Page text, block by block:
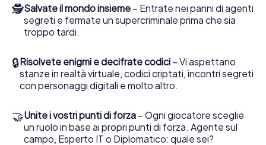
segreti e trasformi Farnworth in un'Escape Room
all'aperto!
🕵Salvate il mondo insieme – Entrate nei panni di agenti
segreti e fermate un supercriminale prima che sia
troppo tardi.
🔒Risolvete enigmi e decifrate codici – Vi aspettano
stanze in realtà virtuale, codici criptati, incontri segreti
con personaggi digitali e molto altro.
🤝Unite i vostri punti di forza – Ogni giocatore sceglie
un ruolo in base ai propri punti di forza. Agente sul
campo, Esperto IT o Diplomatico: quale sei?